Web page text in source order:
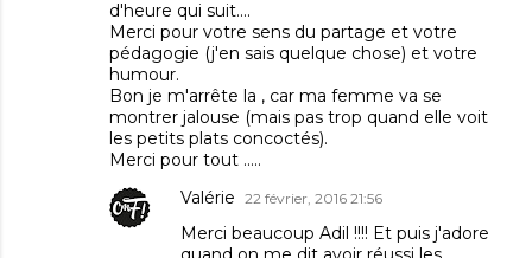
d'heure qui suit....
Merci pour votre sens du partage et votre
pédagogie (j'en sais quelque chose) et votre
humour.
Bon je m'arrête la , car ma femme va se
montrer jalouse (mais pas trop quand elle voit
les petits plats concoctés).
Merci pour tout .....
Valérie 22 février, 2016 21:56
Merci beaucoup Adil !!!! Et puis j'adore